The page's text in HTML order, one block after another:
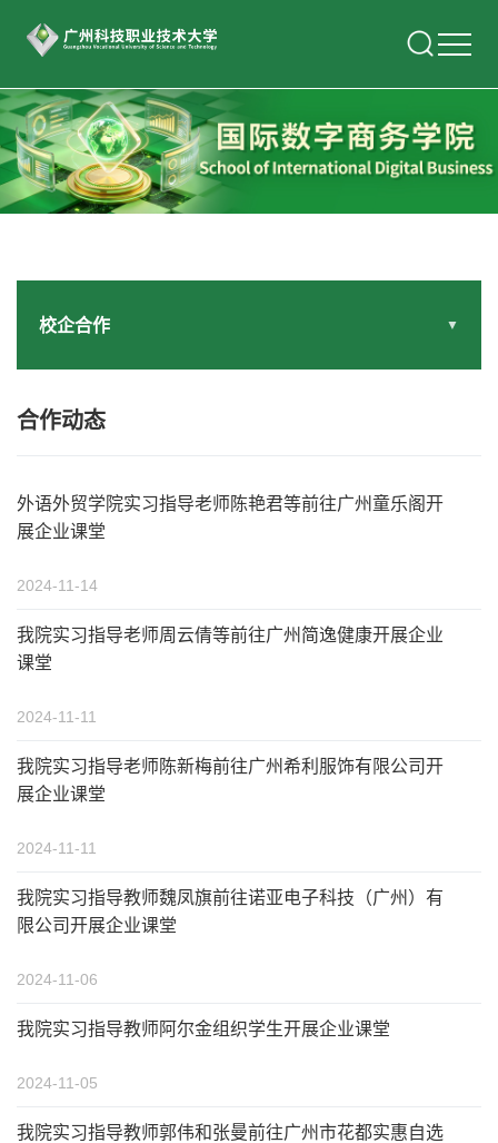
校企合作 ▼
合作动态
外语外贸学院实习指导老师陈艳君等前往广州童乐阁开
展企业课堂
2024-11-14
我院实习指导老师周云倩等前往广州简逸健康开展企业
课堂
2024-11-11
我院实习指导老师陈新梅前往广州希利服饰有限公司开
展企业课堂
2024-11-11
我院实习指导教师魏凤旗前往诺亚电子科技（广州）有
限公司开展企业课堂
2024-11-06
我院实习指导教师阿尔金组织学生开展企业课堂
2024-11-05
我院实习指导教师郭伟和张曼前往广州市花都实惠自选